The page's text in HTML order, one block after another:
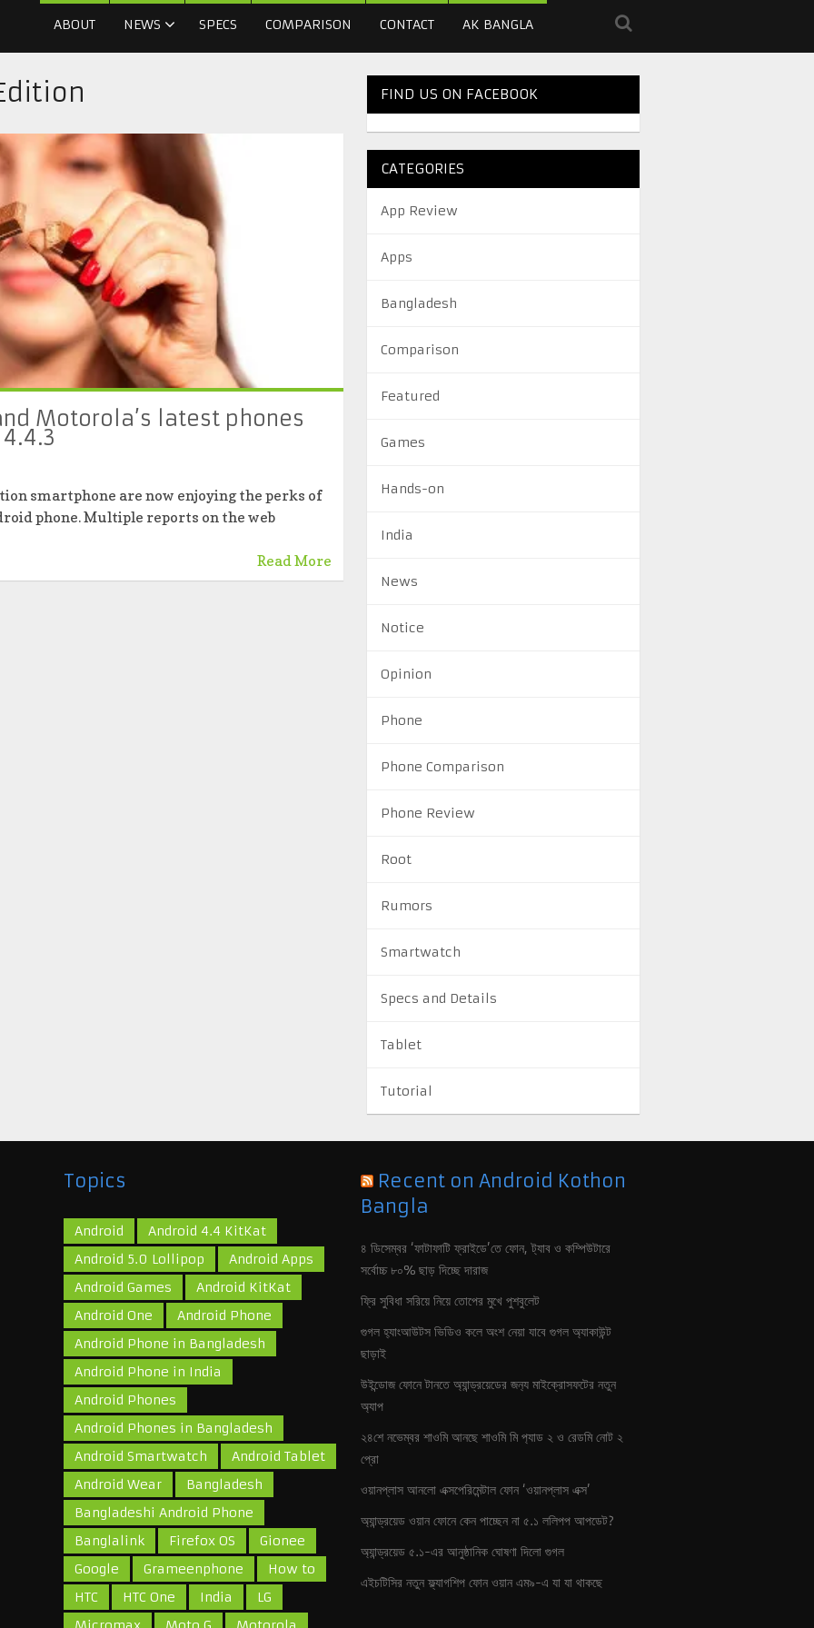
ABOUT NEWS SPECS COMPARISON CONTACT AK BANGLA
Motorola’s latest phones
smartphone are now enjoying the perks of
phone. Multiple reports on the web
Read More
FIND US ON FACEBOOK
CATEGORIES
App Review
Apps
Bangladesh
Comparison
Featured
Games
Hands-on
India
News
Notice
Opinion
Phone
Phone Comparison
Phone Review
Root
Rumors
Smartwatch
Specs and Details
Tablet
Tutorial
Topics
Android
Android 4.4 KitKat
Android 5.0 Lollipop
Android Apps
Android Games
Android KitKat
Android One
Android Phone
Android Phone in Bangladesh
Android Phone in India
Android Phones
Android Phones in Bangladesh
Android Smartwatch
Android Tablet
Android Wear
Bangladesh
Bangladeshi Android Phone
Banglalink
Firefox OS
Gionee
Google
Grameenphone
How to
HTC
HTC One India
LG
Recent on Android Kothon
Bangla
৪ ডিসেম্বর ‘ফাটাফাটি ফ্রাইডে’তে ফোন, ট‍্যাব ও কম্পিউটারে
সর্বোচ্চ ৮০% ছাড় দিচ্ছে দারাজ
ফ্রি সুবিধা সরিয়ে নিয়ে তোপের মুখে পুশবুলেট
গুগল হ‍্যাংআউটস ভিডিও কলে অংশ নেয়া যাবে গুগল অ‍্যাকাউন্ট
ছাড়াই
উইন্ডোজ ফোনে টানতে অ‍্যান্ড্রয়েডের জন‍্য মাইক্রোসফটের নতুন
অ‍্যাপ
২৪শে নভেম্বর শাওমি আনছে শাওমি মি প‍্যাড ২ ও রেডমি নোট ২
প্রো
ওয়ানপ্লাস আনলো এক্সপেরিমেন্টাল ফোন ‘ওয়ানপ্লাস এক্স’
অ্যান্ড্রয়েড ওয়ান ফোনে কেন পাচ্ছেন না ৫.১ ললিপপ আপডেট?
অ্যান্ড্রয়েড ৫.১-এর আনুষ্ঠানিক ঘোষণা দিলো গুগল
এইচটিসির নতুন ফ্ল্যাগশিপ ফোন ওয়ান এম৯-এ যা যা থাকছে